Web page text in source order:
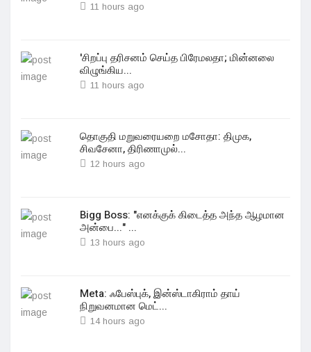
11 hours ago
'சிறப்பு தரிசனம் செய்த பிரேமலதா; மின்னலை
விழுங்கிய...
11 hours ago
தொகுதி மறுவரையறை மசோதா: திமுக,
சிவசேனா, திரிணாமுல்...
12 hours ago
Bigg Boss: "எனக்குக் கிடைத்த அந்த ஆழமான
அன்பை..." ...
13 hours ago
Meta: ஃபேஸ்புக், இன்ஸ்டாகிராம் தாய்
நிறுவனமான மெட்...
14 hours ago